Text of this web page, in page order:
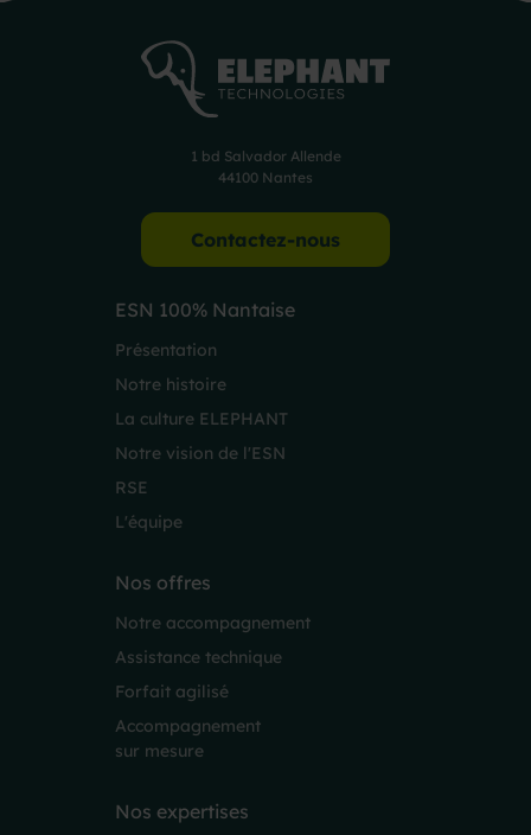
1 bd Salvador Allende
44100 Nantes
Contactez-nous
ESN 100% Nantaise
Présentation
Notre histoire
La culture ELEPHANT
Notre vision de l'ESN
RSE
L'équipe
Nos offres
Notre accompagnement
Assistance technique
Forfait agilisé
Accompagnement
sur mesure
Nos expertises